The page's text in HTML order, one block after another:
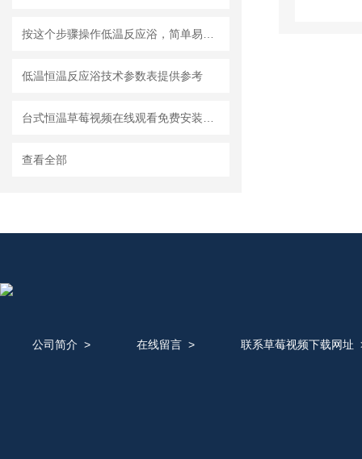
低温恒温反应浴技术参数表提供参考
查看全部
公司简介 > 在线留言> 联系草莓视频下载网址